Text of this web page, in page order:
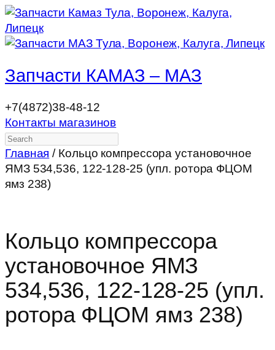
Запчасти КАМАЗ – МАЗ
+7(4872)38-48-12
Контакты магазинов
Search
Главная / Кольцо компрессора установочное
ЯМЗ 534,536, 122-128-25 (упл. ротора ФЦОМ
ямз 238)
Кольцо компрессора
установочное ЯМЗ
534,536, 122-128-25 (упл.
ротора ФЦОМ ямз 238)